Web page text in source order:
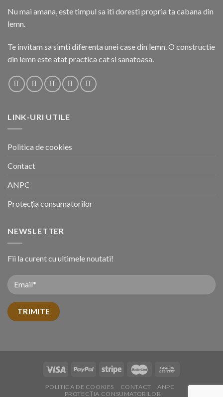
Nu mai amana, este timpul sa iti doresti propria ta cabana din
lemn.
Te invitam sa simti diferenta unei case din lemn. O constructie
din lemn este atat practica cat si sanatoasa.
LINK-URI UTILE
Politica de cookies
Contact
ANPC
Protecția consumatorilor
NEWSLETTER
Fii la curent cu ultimele noutati!
POLITICA DE COOKIES CONTACT
ANPC
PROTECȚIA CONSUMATORILOR